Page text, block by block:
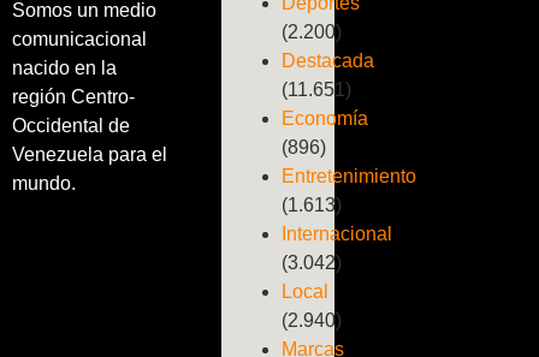
Somos un medio
comunicacional
nacido en la
región Centro-
Occidental de
Venezuela para el
mundo.
(2.200)
Destacada
(11.651)
Economía
(896)
Entretenimiento
(1.613)
Internacional
(3.042)
Local
(2.940)
Marcas